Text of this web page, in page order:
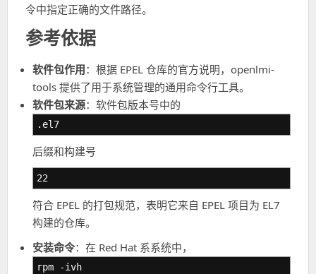
令中指定正确的文件路径。
参考依据
软件包作用：根据 EPEL 仓库的官方说明，openlmi-
tools 提供了用于系统管理的通用命令行工具。
软件包来源：软件包版本号中的
.el7
后缀和构建号
22
符合 EPEL 的打包规范，表明它来自 EPEL 项目为 EL7
构建的仓库。
安装命令：在 Red Hat 系系统中，
rpm -ivh